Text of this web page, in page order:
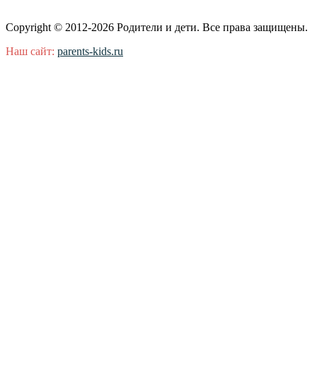
Copyright © 2012-2026 Родители и дети. Все права защищены.
Наш сайт: parents-kids.ru